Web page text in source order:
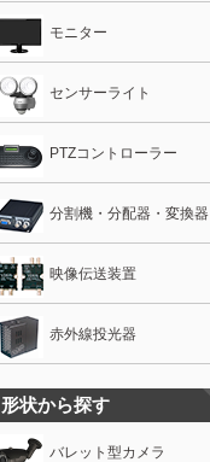
モニター
センサーライト
PTZコントローラー
分割機・分配器・変換器
映像伝送装置
赤外線投光器
形状から探す
バレット型カメラ